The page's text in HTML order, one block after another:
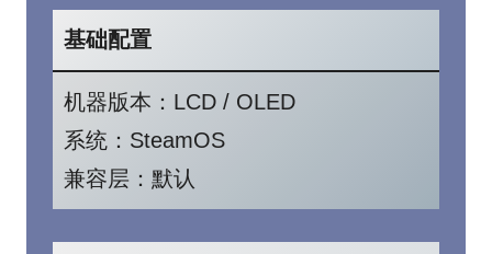
基础配置
机器版本：LCD / OLED
系统：SteamOS
兼容层：默认